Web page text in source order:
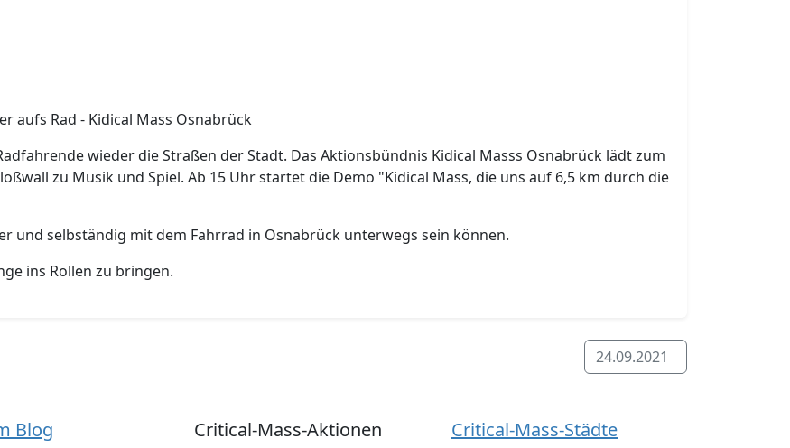
aufs Rad - Kidical Mass Osnabrück
wieder die Straßen der Stadt. Das Aktionsbündnis Kidical Masss Osnabrück lädt zum
zu Musik und Spiel. Ab 15 Uhr startet die Demo "Kidical Mass, die uns auf 6,5 km durch die
und selbständig mit dem Fahrrad in Osnabrück unterwegs sein können.
ins Rollen zu bringen.
24.09.2021
Blog Critical-Mass-Aktionen Critical-Mass-Städte